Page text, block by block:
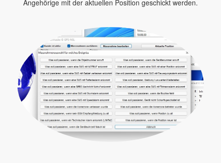
Angehörige mit der aktuellen Position geschickt werden.